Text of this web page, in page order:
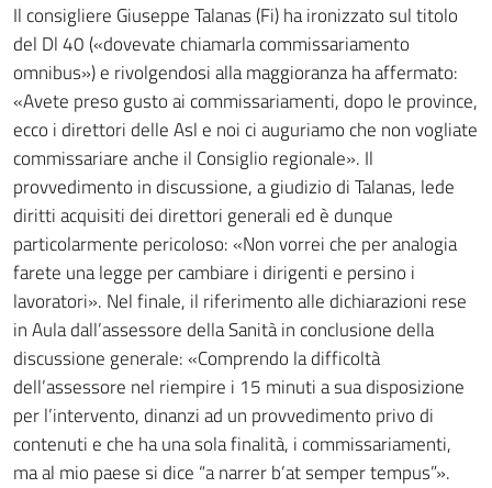
Il consigliere Giuseppe Talanas (Fi) ha ironizzato sul titolo
del Dl 40 («dovevate chiamarla commissariamento
omnibus») e rivolgendosi alla maggioranza ha affermato:
«Avete preso gusto ai commissariamenti, dopo le province,
ecco i direttori delle Asl e noi ci auguriamo che non vogliate
commissariare anche il Consiglio regionale». Il
provvedimento in discussione, a giudizio di Talanas, lede
diritti acquisiti dei direttori generali ed è dunque
particolarmente pericoloso: «Non vorrei che per analogia
farete una legge per cambiare i dirigenti e persino i
lavoratori». Nel finale, il riferimento alle dichiarazioni rese
in Aula dall’assessore della Sanità in conclusione della
discussione generale: «Comprendo la difficoltà
dell’assessore nel riempire i 15 minuti a sua disposizione
per l’intervento, dinanzi ad un provvedimento privo di
contenuti e che ha una sola finalità, i commissariamenti,
ma al mio paese si dice “a narrer b’at semper tempus”».